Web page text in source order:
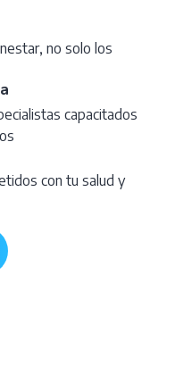
no solo los
capacitados
con tu salud y